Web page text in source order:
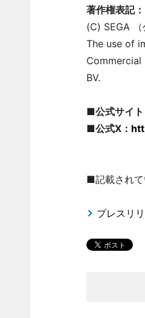
著作権表記：
(C) SEGA
The use of
Commercial
BV.
■公式サイト
■公式X：
■記載されて
プレスリ